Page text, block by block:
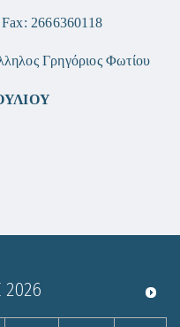
2666360118
Γρηγόριος Φωτίου
2026